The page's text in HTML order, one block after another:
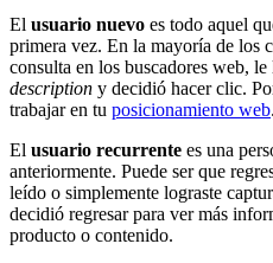
El usuario nuevo es todo aquel
primera vez. En la mayoría de los
consulta en los buscadores web,
description y decidió hacer clic.
trabajar en tu posicionamiento web.
El usuario recurrente es una
anteriormente. Puede ser que
leído o simplemente lograste
decidió regresar para ver más
producto o contenido.